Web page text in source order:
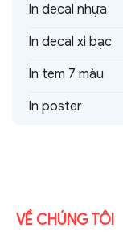
In decal nhựa
In decal xi bạc
In tem 7 màu
In poster
VỀ CHÚNG TÔI